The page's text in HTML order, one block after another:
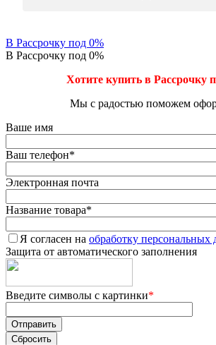
В Рассрочку под 0%
В Рассрочку под 0%
Хотите купить в Рассрочку
Мы с радостью поможем
Ваше имя
Ваш телефон*
Электронная почта
Название товара*
Я согласен на обработку персональных
Защита от автоматического заполнения
Введите символы с картинки*